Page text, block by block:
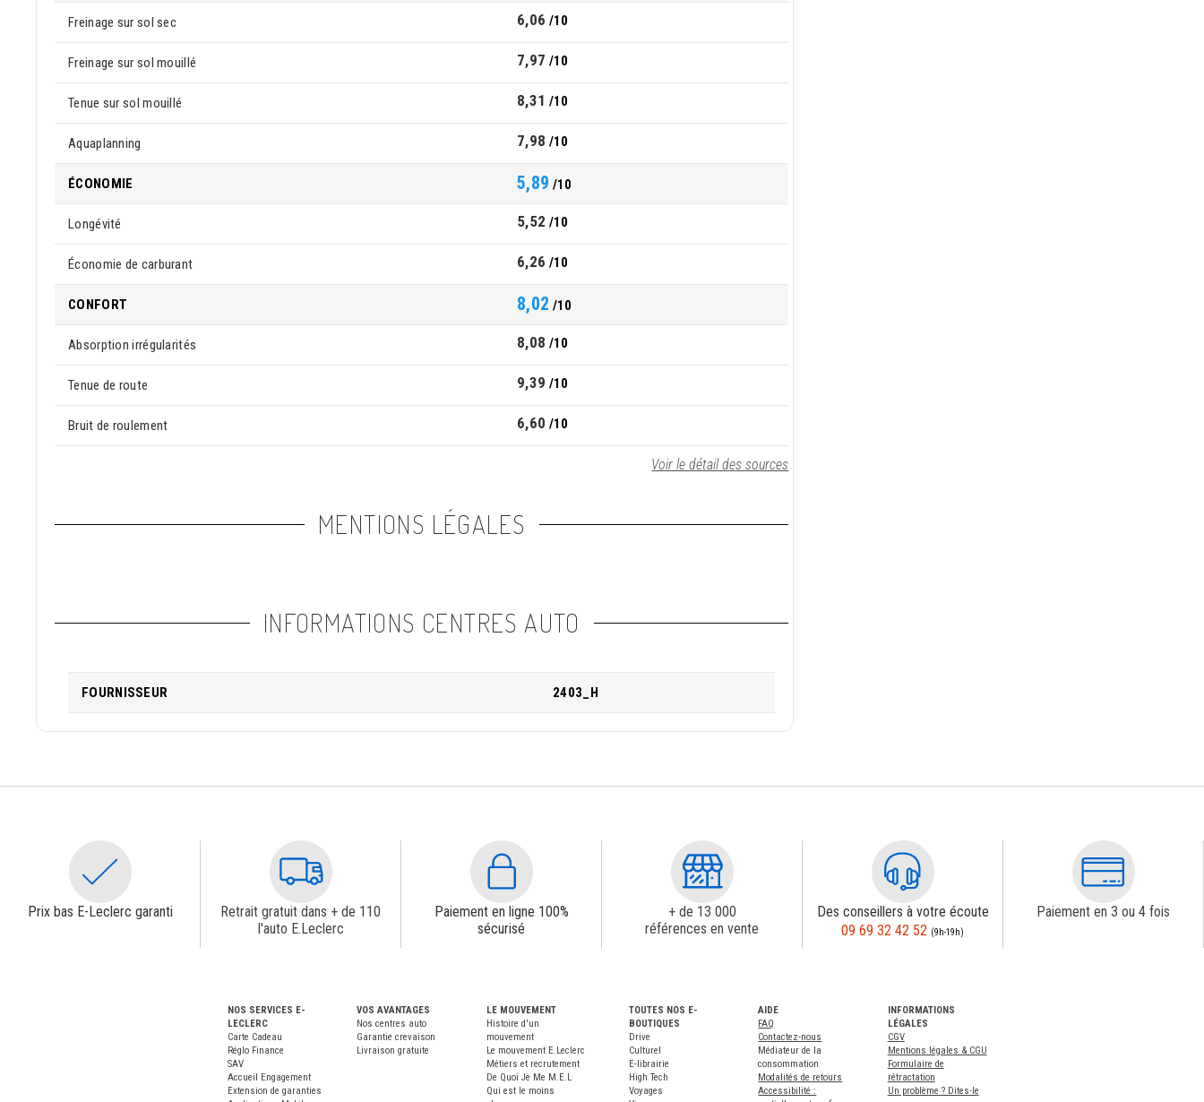
Freinage sur sol sec 6,06 /10
Freinage sur sol mouillé 7,97 /10
Tenue sur sol mouillé 8,31 /10
Aquaplanning 7,98 /10
ÉCONOMIE 5,89 /10
Longévité 5,52 /10
Économie de carburant 6,26 /10
CONFORT 8,02 /10
Absorption irrégularités 8,08 /10
Tenue de route 9,39 /10
Bruit de roulement 6,60 /10
Voir le détail des sources
MENTIONS LÉGALES
INFORMATIONS CENTRES AUTO
FOURNISSEUR 2403_H
Prix bas E-Leclerc garanti
Retrait gratuit dans + de 110
l'auto E.Leclerc
Paiement en ligne 100%
sécurisé
+ de 13 000
références en vente
Des conseillers à votre écoute
09 69 32 42 52 (9h-19h)
Paiement en 3 ou 4 fois
NOS SERVICES E-
LECLERC
Carte Cadeau
Réglo Finance
SAV
Accueil Engagement
Extension de garanties
VOS AVANTAGES
Nos centres auto
Garantie crevaison
Livraison gratuite
LE MOUVEMENT
Histoire d'un
mouvement
Le mouvement E.Leclerc
Métiers et recrutement
De Quoi Je Me M.E.L
Qui est le moins
TOUTES NOS E-
BOUTIQUES
Drive
Culturel
E-librairie
High Tech
Voyages
AIDE
FAQ
Contactez-nous
Médiateur de la
consommation
Modalités de retours
Accessibilité :
INFORMATIONS
LÉGALES
CGV
Mentions légales & CGU
Formulaire de
rétractation
Un problème ? Dites-le